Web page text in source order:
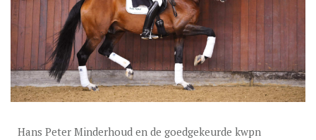
TEAM
VACATURES
DEKHENGSTEN
DEKGELDEN
Hans Peter Minderhoud en de goedgekeurde kwpn